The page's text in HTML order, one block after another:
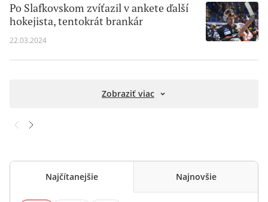
Po Slafkovskom zvíťazil v ankete ďalší
hokejista, tentokrát brankár
22.03.2024
Zobraziť viac
Najčítanejšie Najnovšie